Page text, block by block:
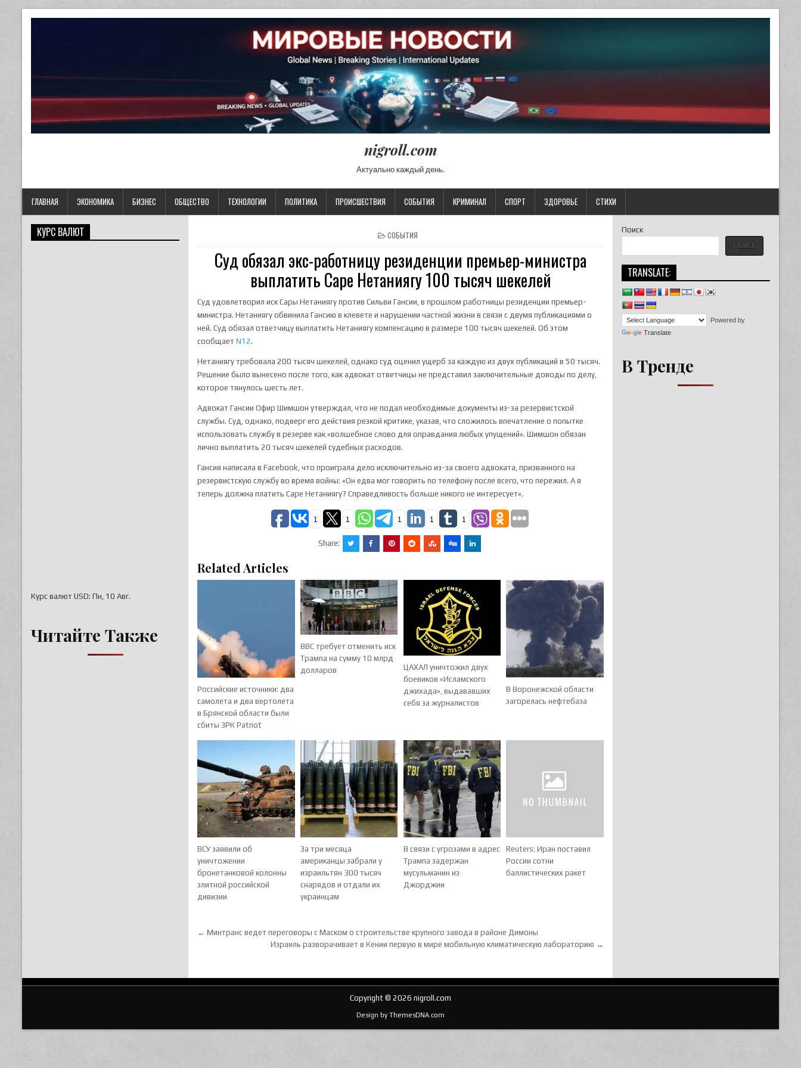
nigroll.com
Актуально каждый день.
ГЛАВНАЯ ЭКОНОМИКА БИЗНЕС ОБЩЕСТВО ТЕХНОЛОГИИ ПОЛИТИКА ПРОИСШЕСТВИЯ СОБЫТИЯ КРИМИНАЛ СПОРТ ЗДОРОВЬЕ СТИХИ
POSTED IN
СОБЫТИЯ
Суд обязал экс-работницу резиденции премьер-министра
выплатить Саре Нетаниягу 100 тысяч шекелей
Суд удовлетворил иск Сары Нетаниягу против Сильви Гансии, в прошлом работницы резиденции премьер-
министра. Нетаниягу обвинила Гансию в клевете и нарушении частной жизни в связи с двумя публикациями о
ней. Суд обязал ответчицу выплатить Нетаниягу компенсацию в размере 100 тысяч шекелей. Об этом
сообщаетN12.
Нетаниягу требовала 200 тысяч шекелей, однако суд оценил ущерб за каждую из двух публикаций в 50 тысяч.
Решение было вынесено после того, как адвокат ответчицы не представил заключительные доводы по делу,
которое тянулось шесть лет.
Адвокат Гансии Офир Шимшон утверждал, что не подал необходимые документы из-за резервистской
службы. Суд, однако, подверг его действия резкой критике, указав, что сложилось впечатление о попытке
использовать службу в резерве как «волшебное слово для оправдания любых упущений». Шимшон обязан
лично выплатить 20 тысяч шекелей судебных расходов.
Гансия написала в Facebook, что проиграла дело исключительно из-за своего адвоката, призванного на
резервистскую службу во время войны: «Он едва мог говорить по телефону после всего, что пережил. А я
теперь должна платить Саре Нетаниягу? Справедливость больше никого не интересует».
1 1 1 1 1
Share:
Related Articles
Российские источники: два
самолета и два вертолета
в Брянской области были
сбиты ЗРК Patriot
BBC требует отменить иск
Трампа на сумму 10 млрд
долларов
ЦАХАЛ уничтожил двух
боевиков «Исламского
джихада», выдававших
себя за журналистов
В Воронежской области
загорелась нефтебаза
ВСУ заявили об
уничтожении
бронетанковой колонны
элитной российской
дивизии
За три месяца
американцы забрали у
израильтян 300 тысяч
снарядов и отдали их
украинцам
В связи с угрозами в адрес
Трампа задержан
мусульманин из
Джорджии
Reuters: Иран поставил
России сотни
баллистических ракет
Навигация по записям
← Минтранс ведет переговоры с Маском о строительстве крупного завода в районе Димоны
Израиль разворачивает в Кении первую в мире мобильную климатическую лабораторию →
Поиск
Поиск
TRANSLATE:
Powered by
Translate
В Тренде
КУРС ВАЛЮТ
Курс валют USD: Пн, 10 Авг.
Читайте Также
Copyright © 2026 nigroll.com
Design by ThemesDNA.com